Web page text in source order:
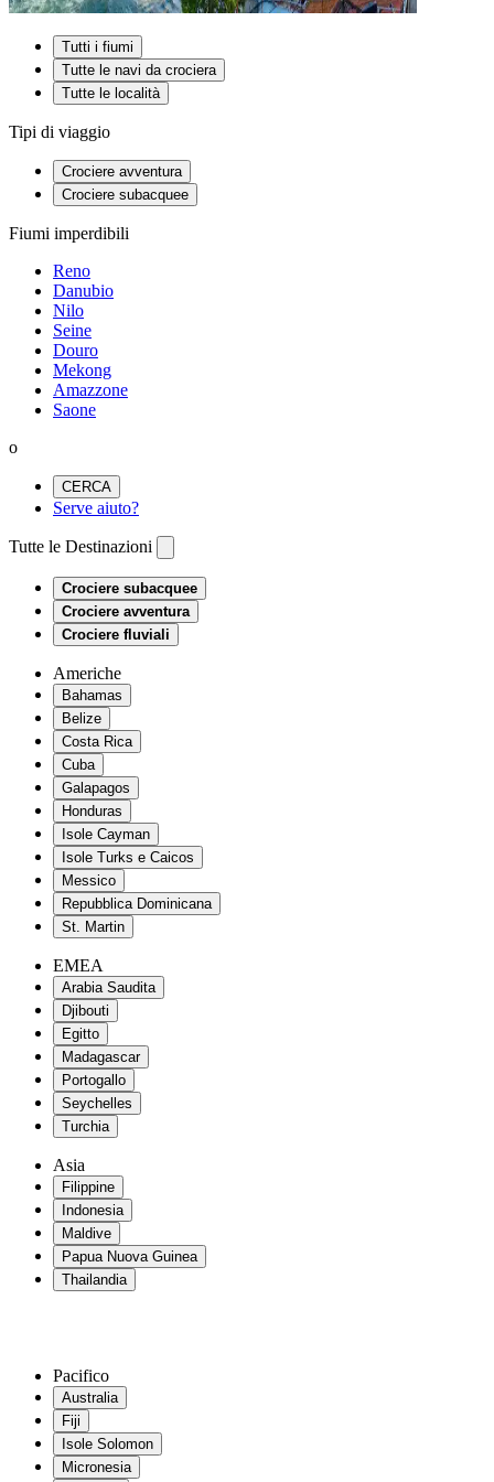
Tutti i fiumi
Tutte le navi da crociera
Tutte le località
Tipi di viaggio
Crociere avventura
Crociere subacquee
Fiumi imperdibili
Reno
Danubio
Nilo
Seine
Douro
Mekong
Amazzone
Saone
o
CERCA
Serve aiuto?
Tutte le Destinazioni
Crociere subacquee
Crociere avventura
Crociere fluviali
Americhe
Bahamas
Belize
Costa Rica
Cuba
Galapagos
Honduras
Isole Cayman
Isole Turks e Caicos
Messico
Repubblica Dominicana
St. Martin
EMEA
Arabia Saudita
Djibouti
Egitto
Madagascar
Portogallo
Seychelles
Turchia
Asia
Filippine
Indonesia
Maldive
Papua Nuova Guinea
Thailandia
Pacifico
Australia
Fiji
Isole Solomon
Micronesia